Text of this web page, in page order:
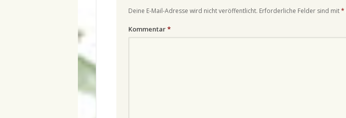
Deine E-Mail-Adresse wird nicht veröffentlicht. Erforderliche Felder sind mit*
Kommentar*